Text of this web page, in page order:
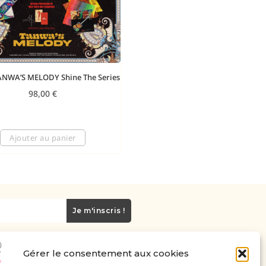
Gérer le consentement aux cookies
MELODY Shine The Series
98,00 €
Ajouter au panier
Je m'inscris !
cadeau